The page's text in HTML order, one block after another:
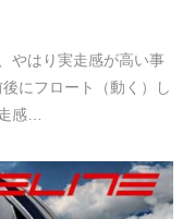
やはり実走感が高い事
にフロート（動く）し
感…